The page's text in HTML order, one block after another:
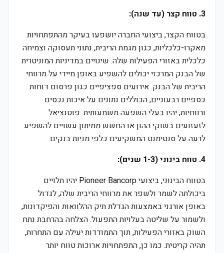
3. טווח קצר (עד שנה):
בטווח הקצר, ביצועי החברה יושפעו בעיקר מהתפתחויות
מאקרו-כלכליות, כגון מגמת הריבית, נתוני תעסוקה וצמיחה
כלכלית באזורי הפעילות שלה. שינויים במדיניות המוניטרית
של הבנק המרכזי יכולים להשפיע באופן מיידי על מרווחי
הריבית של הבנק. אירועים ספציפיים כגון פרסום דוחות
כספיים רבעוניים, הכוללים נתונים על איכות נכסים
ורווחיות, יהיו בעלי השפעה משמעותית. פוטנציאל
לזעזועים בשוקי ההון או החשש ממיתון עשויים להשפיע
לרעה על סנטימנט המשקיעים כלפי מניות בנקים.
4. טווח בינוני (1-3 שנים):
בטווח הבינוני, ביצועי Pioneer Bancorp יהיו תלויים
ביכולתה לשמר ולשפר את מרווחי הריבית שלה, לגדול
באופן אורגני באמצעות הגדלת תיק ההלוואות והפיקדונות,
ולשמור על שליטה בעלויות התפעול. הצלחה בהרחבת נתח
השוק באזורי הפעילות, תוך התמודדות יעילה עם התחרות,
תהיה קריטית. כמו כן, התפתחויות ארוכות טווח יותר